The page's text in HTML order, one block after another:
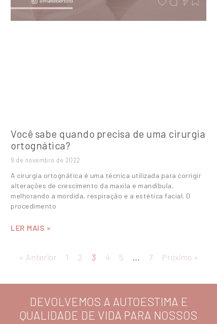
Você sabe quando precisa de uma cirurgia
ortognática?
9 de novembro de 2022
A cirurgia ortognática é uma técnica utilizada para corrigir
alterações de crescimento da maxila e mandíbula,
melhorando a mordida, respiração e a estética facial. O
procedimento
LER MAIS »
« Anterior 1 2 3 4 5 … 7 Próximo »
DEVOLVEMOS A AUTOESTIMA E
QUALIDADE DE VIDA PARA NOSSOS